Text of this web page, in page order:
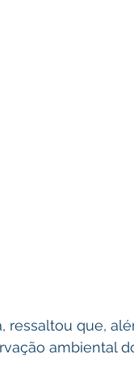
ressaltou que,
ambiental